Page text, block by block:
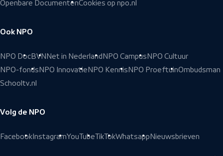
Openbare DocumentenCookies op npo.nl
Ook NPO
NPO DocBVN Net in Nederland NPO Campus NPO Cultuur
NPO-fonds NPO Innovatie NPO Kennis NPO ProeftuinOmbudsman
Schooltv.nl
Volg de NPO
Facebook InstagramYouTubeTikTokWhatsapp Nieuwsbrieven